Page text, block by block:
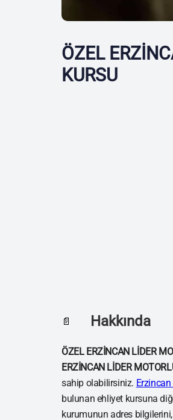
ÖZEL
KURSU
📄 Hakkında
ÖZEL ERZİNCAN LİDER
ERZİNCAN LİDER
sahip olabilirsiniz.
bulunan ehliyet kursuna
kurumunun adres